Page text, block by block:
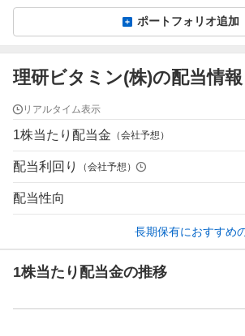
ポートフォリオ追加
理研ビタミン(株)の配当情報
リアルタイム表示
1株当たり配当金 （会社予想）
配当利回り （会社予想）
配当性向
長期保有におすすめ
1株当たり配当金の推移